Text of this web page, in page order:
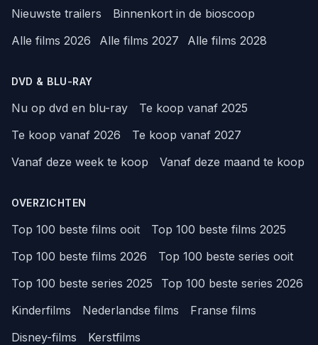
Nieuwste trailers
Binnenkort in de bioscoop
Alle films 2026
Alle films 2027 Alle films 2028
DVD & BLU-RAY
Nu op dvd en blu-ray
Te koop vanaf 2025
Te koop vanaf 2026
Te koop vanaf 2027
Vanaf deze week te koop
Vanaf deze maand te koop
OVERZICHTEN
Top 100 beste films ooit
Top 100 beste films 2025
Top 100 beste films 2026
Top 100 beste series ooit
Top 100 beste series 2025
Top 100 beste series 2026
Kinderfilms
Nederlandse films
Franse films
Disney-films
Kerstfilms